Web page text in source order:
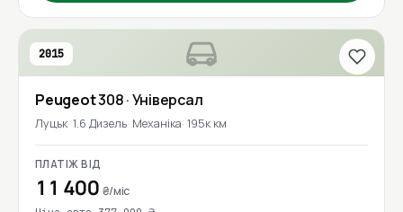
2015
Peugeot308· Універсал
Луцьк 1.6 Дизель Механіка 195к км
ПЛАТІЖ ВІД
11 400 ₴/міс